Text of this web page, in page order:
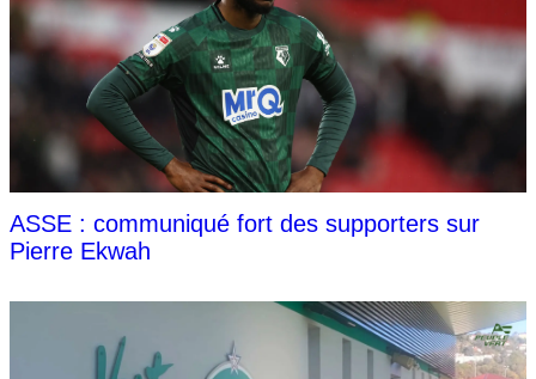
ASSE : communiqué fort des supporters sur
Pierre Ekwah